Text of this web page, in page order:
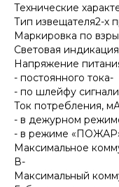
Технические
Тип извещателя2-х
Маркировка по
Световая
Напряжение
- постоянного тока-
- по шлейфу
Ток потребления,
- в дежурном
- в режиме
Максимальное
В-
Максимальный